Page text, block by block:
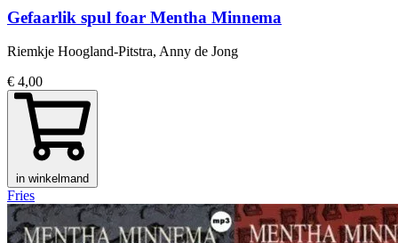
Gefaarlik spul foar Mentha Minnema
Riemkje Hoogland-Pitstra, Anny de Jong
€ 4,00
in winkelmand
Fries